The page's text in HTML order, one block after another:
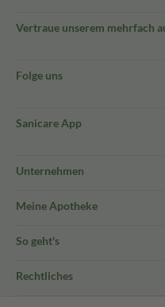
Vertraue unserem mehrfach
Folge uns
Sanicare App
Unternehmen
Meine Apotheke
So geht's
Rechtliches